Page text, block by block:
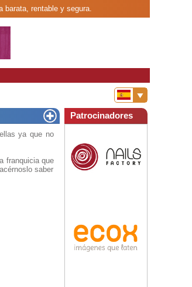
barata, rentable y segura.
ya que no
franquicia que
saber
Patrocinadores